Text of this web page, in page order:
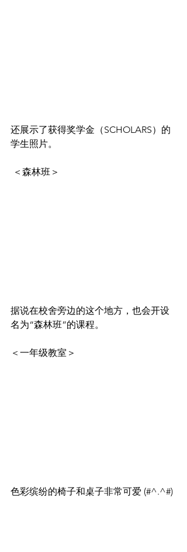
还展示了获得奖学金（SCHOLARS）的
学生照片。
＜森林班＞
据说在校舍旁边的这个地方，也会开设
名为“森林班”的课程。
＜一年级教室＞
色彩缤纷的椅子和桌子非常可爱 (#^.^#)